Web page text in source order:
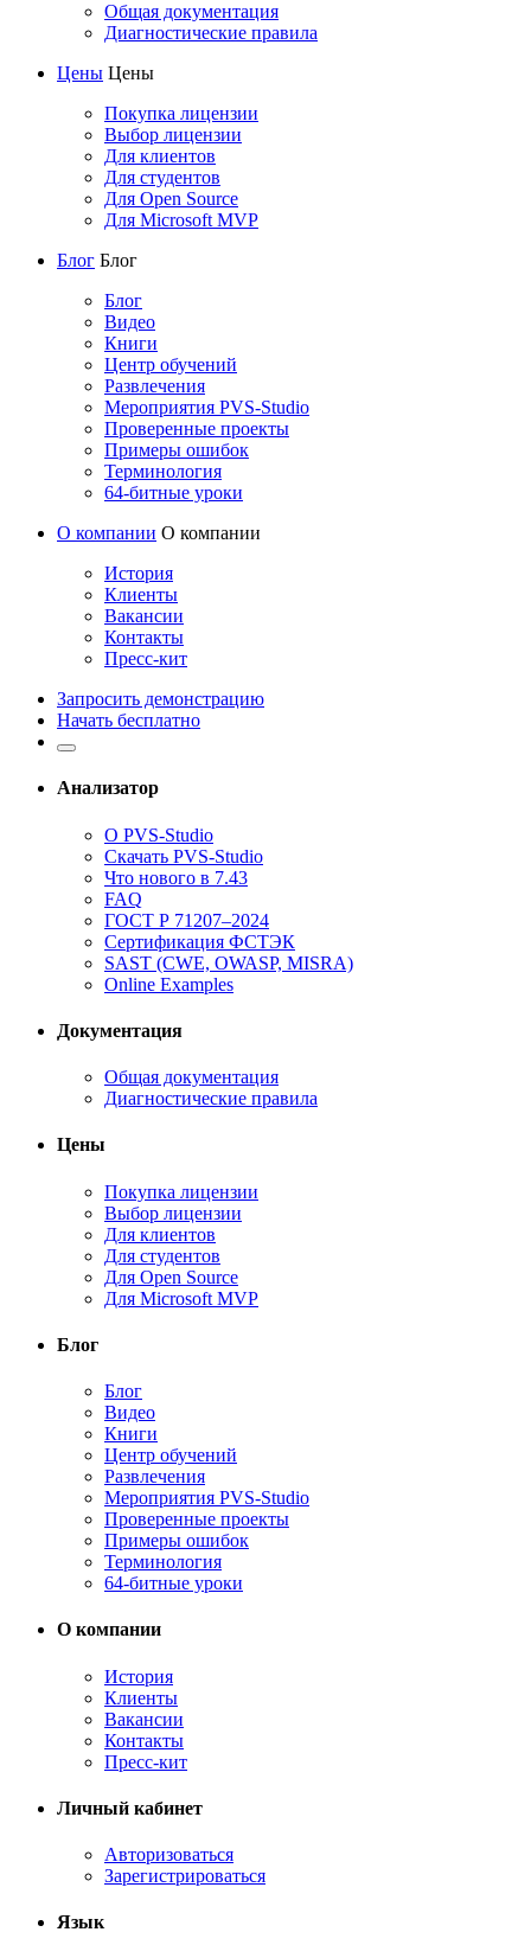
Общая документация
Диагностические правила
Цены Цены
Покупка лицензии
Выбор лицензии
Для клиентов
Для студентов
Для Open Source
Для Microsoft MVP
Блог Блог
Блог
Видео
Книги
Центр обучений
Развлечения
Мероприятия PVS-Studio
Проверенные проекты
Примеры ошибок
Терминология
64-битные уроки
О компании О компании
История
Клиенты
Вакансии
Контакты
Пресс-кит
Запросить демонстрацию
Начать бесплатно
Анализатор
О PVS-Studio
Скачать PVS-Studio
Что нового в 7.43
FAQ
ГОСТ Р 71207–2024
Сертификация ФСТЭК
SAST (CWE, OWASP, MISRA)
Online Examples
Документация
Общая документация
Диагностические правила
Цены
Покупка лицензии
Выбор лицензии
Для клиентов
Для студентов
Для Open Source
Для Microsoft MVP
Блог
Блог
Видео
Книги
Центр обучений
Развлечения
Мероприятия PVS-Studio
Проверенные проекты
Примеры ошибок
Терминология
64-битные уроки
О компании
История
Клиенты
Вакансии
Контакты
Пресс-кит
Личный кабинет
Авторизоваться
Зарегистрироваться
Язык